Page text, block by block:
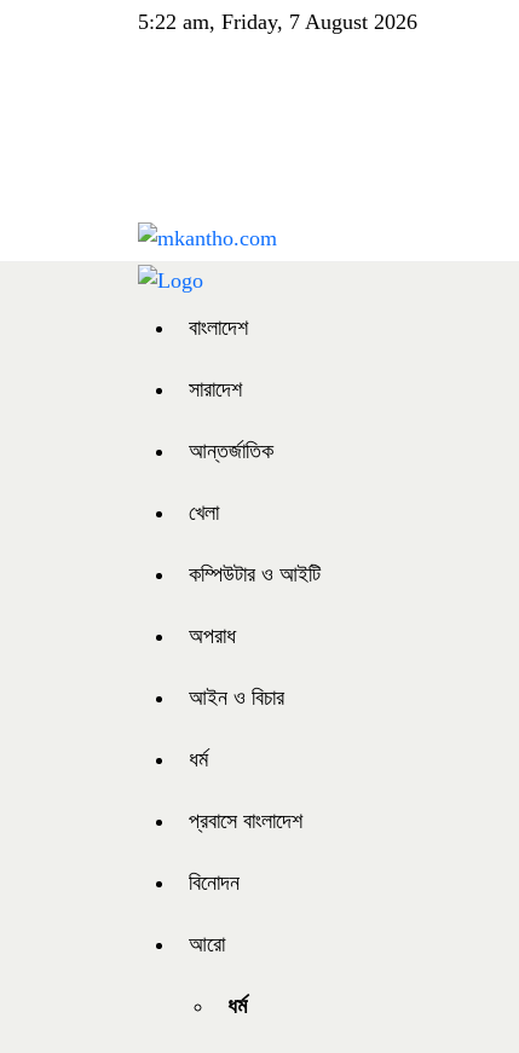
5:22 am, Friday, 7 August 2026
বাংলাদেশ
সারাদেশ
আন্তর্জাতিক
খেলা
কম্পিউটার ও আইটি
অপরাধ
আইন ও বিচার
ধর্ম
প্রবাসে বাংলাদেশ
বিনোদন
আরো
ধর্ম